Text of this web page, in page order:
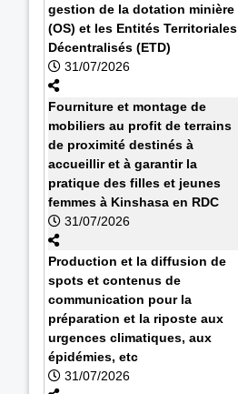
gestion de la dotation minière
(OS) et les Entités Territoriales
Décentralisés (ETD)
31/07/2026
Fourniture et montage de
mobiliers au profit de terrains
de proximité destinés à
accueillir et à garantir la
pratique des filles et jeunes
femmes à Kinshasa en RDC
31/07/2026
Production et la diffusion de
spots et contenus de
communication pour la
préparation et la riposte aux
urgences climatiques, aux
épidémies, etc
31/07/2026